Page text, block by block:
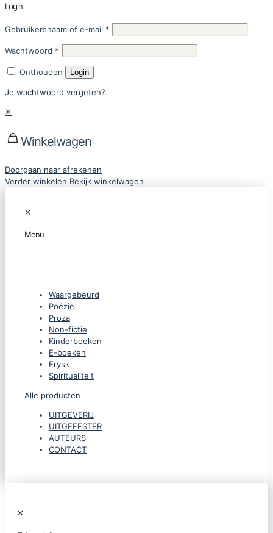
Login
Gebruikersnaam of e-mail *
Wachtwoord *
Onthouden Login
Je wachtwoord vergeten?
✕
Winkelwagen
Doorgaan naar afrekenen
Verder winkelen Bekijk winkelwagen
✕
Menu
Waargebeurd
Poëzie
Proza
Non-fictie
Kinderboeken
E-boeken
Frysk
Spiritualiteit
Alle producten
UITGEVERIJ
UITGEEFSTER
AUTEURS
CONTACT
✕